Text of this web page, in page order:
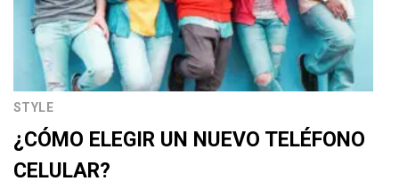
STYLE
¿CÓMO ELEGIR UN NUEVO TELÉFONO
CELULAR?